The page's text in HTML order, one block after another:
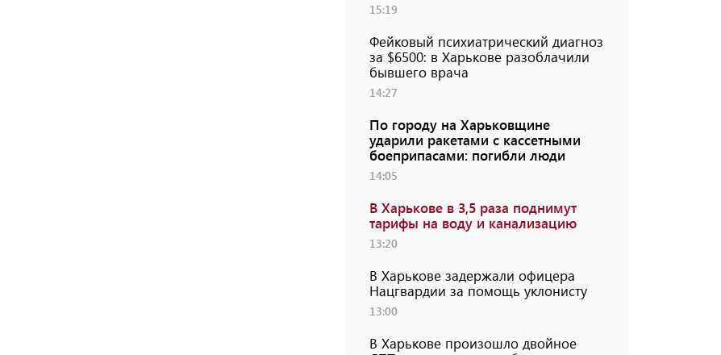
15:19
Фейковый психиатрический диагноз
за $6500: в Харькове разоблачили
бывшего врача
14:27
По городу на Харьковщине
ударили ракетами с кассетными
боеприпасами: погибли люди
14:05
В Харькове в 3,5 раза поднимут
тарифы на воду и канализацию
13:20
В Харькове задержали офицера
Нацгвардии за помощь уклонисту
13:00
В Харькове произошло двойное